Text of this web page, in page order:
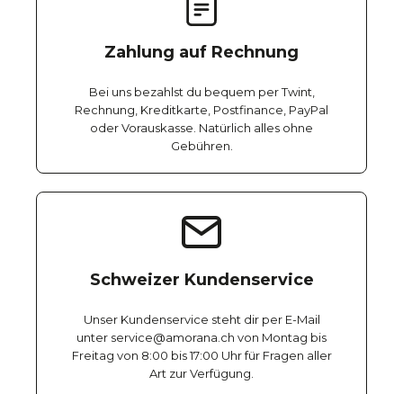
Zahlung auf Rechnung
Bei uns bezahlst du bequem per Twint,
Rechnung, Kreditkarte, Postfinance, PayPal
oder Vorauskasse. Natürlich alles ohne
Gebühren.
Schweizer Kundenservice
Unser Kundenservice steht dir per E-Mail
unter service@amorana.ch von Montag bis
Freitag von 8:00 bis 17:00 Uhr für Fragen aller
Art zur Verfügung.